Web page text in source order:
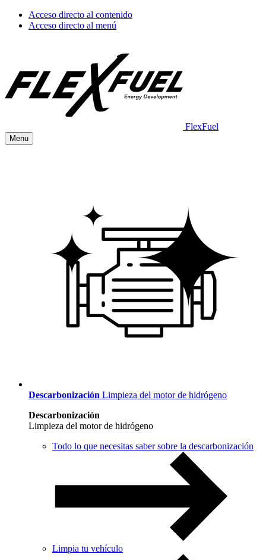
Acceso directo al contenido
Acceso directo al menú
FlexFuel
Menu
Descarbonización Limpieza del motor de hidrógeno
Descarbonización
Limpieza del motor de hidrógeno
Todo lo que necesitas saber sobre la descarbonización
Limpia tu vehículo